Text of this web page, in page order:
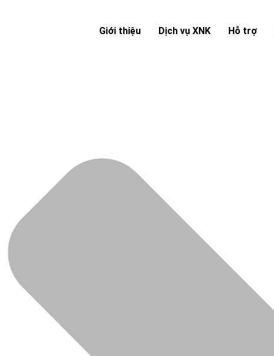
Giới thiệu Dịch vụ XNK Hỗ trợ